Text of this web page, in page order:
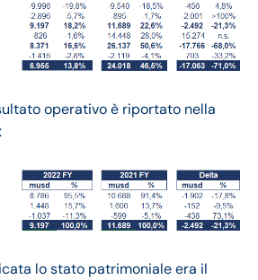
operativo è riportato nella
lo stato patrimoniale era il